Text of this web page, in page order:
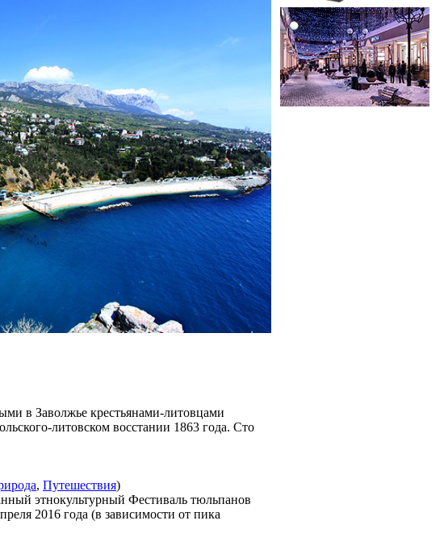
в Заволжье крестьянами-литовцами
литовском восстании 1863 года. Сто
, Путешествия)
этнокультурный Фестиваль тюльпанов
2016 года (в зависимости от пика